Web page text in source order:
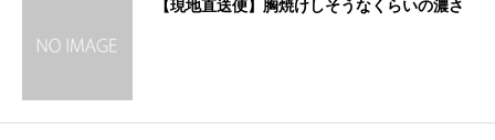
【現地直送便】胸焼けしそうなくらいの濃さ